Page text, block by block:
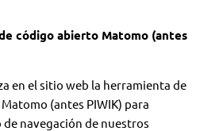
código abierto Matomo (antes
en el sitio web la herramienta de
(antes PIWIK) para
navegación de nuestros